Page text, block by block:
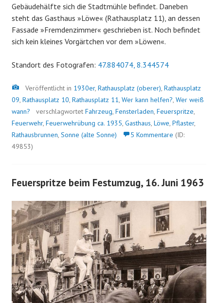
Gebäudehälfte sich die Stadtmühle befindet. Daneben
steht das Gasthaus »Löwe« (Rathausplatz 11), an dessen
Fassade »Fremdenzimmer« geschrieben ist. Noch befindet
sich kein kleines Vorgärtchen vor dem »Löwen«.
Standort des Fotografen: 47.884074, 8.344574
Bild
Veröffentlicht in 1930er, Rathausplatz (oberer), Rathausplatz
09, Rathausplatz 10, Rathausplatz 11, Wer kann helfen?, Wer weiß
wann?
verschlagwortet Fahrzeug, Fensterladen, Feuerspritze,
Feuerwehr, Feuerwehrübung ca. 1935, Gasthaus, Löwe, Pflaster,
Rathausbrunnen, Sonne (alte Sonne) 5 Kommentare (ID:
49853)
Feuerspritze beim Festumzug, 16. Juni 1963